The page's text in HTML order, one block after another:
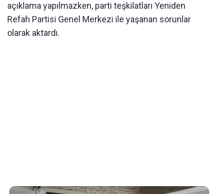
açıklama yapılmazken, parti teşkilatları Yeniden
Refah Partisi Genel Merkezi ile yaşanan sorunlar
olarak aktardı.